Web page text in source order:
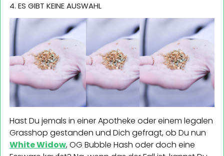
4. ES GIBT KEINE AUSWAHL
Hast Du jemals in einer Apotheke oder einem legalen
Grasshop gestanden und Dich gefragt, ob Du nun
White Widow, OG Bubble Hash oder doch eine